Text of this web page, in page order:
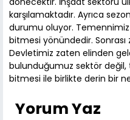
karşılamaktadır. Ayrıca
durumu oluyor.
bitmesi yönündedir.
Devletimiz zaten elinden
bulunduğumuz sektör
bitmesi ile birlikte derin bir
Yorum Yaz